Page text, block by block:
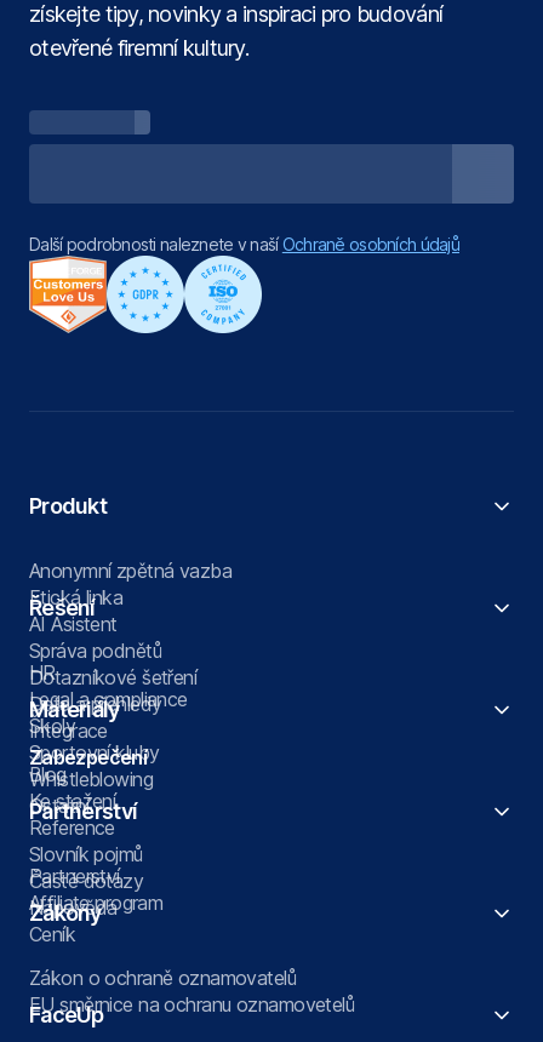
získejte tipy, novinky a inspiraci pro budování
otevřené firemní kultury.
Další podrobnosti naleznete v naší Ochraně osobních údajů
Produkt
Anonymní zpětná vazba
Etická linka
AI Asistent
Správa podnětů
Dotazníkové šetření
Data a přehledy
Integrace
Zabezpečení
Řešení
HR
Legal a compliance
Školy
Sportovní kluby
Whistleblowing
Ostatní
Materiály
Blog
Ke stažení
Reference
Slovník pojmů
Časté dotazy
Nápověda
Ceník
Partnerství
Partnerství
Affiliate program
Zákony
Zákon o ochraně oznamovatelů
EU směrnice na ochranu oznamovetelů
FaceUp